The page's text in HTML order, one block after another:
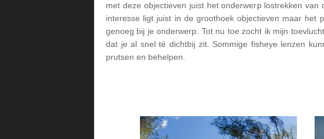
met deze objectieven juist het onderwerp lostrekken
interesse ligt juist in de groothoek objectieven maar het
genoeg bij je onderwerp. Tot nu toe zocht ik mijn
dat je al snel té dichtbij zit. Sommige fisheye lenzen
prutsen en behelpen.